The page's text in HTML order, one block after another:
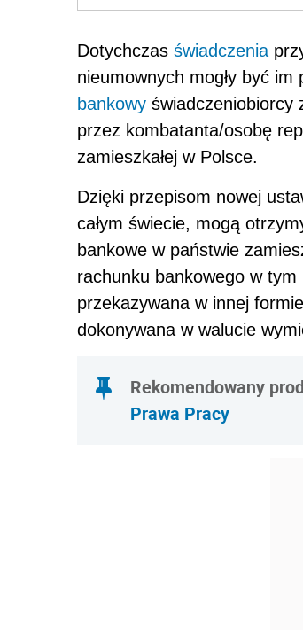
Dotychczas świadczenia
nieumownych mogły być
bankowy świadczeniobiorcy
przez kombatanta/osobę
zamieszkałej w Polsce.
Dzięki przepisom nowej
całym świecie, mogą
bankowe w państwie
rachunku bankowego w tym
przekazywana w innej
dokonywana w walucie
Rekomendowany
Prawa Pracy